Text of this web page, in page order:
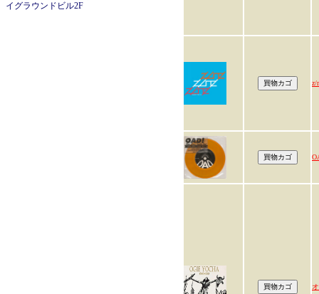
イグラウンドビル2F
z/